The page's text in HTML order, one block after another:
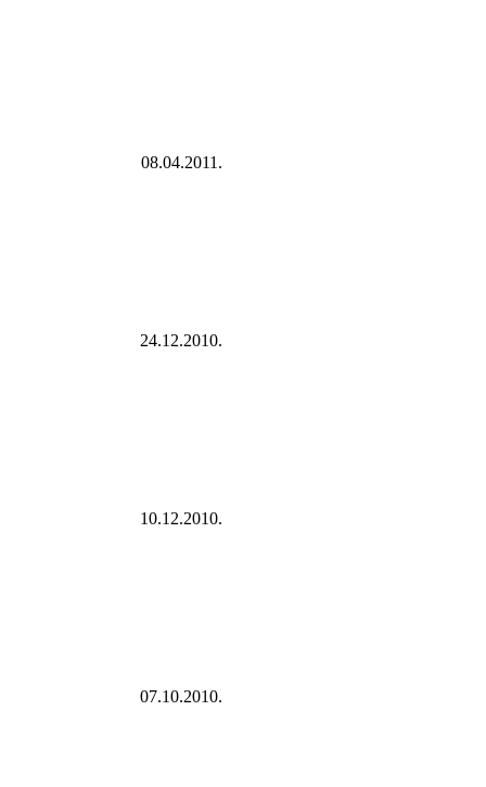
08.04.2011.
24.12.2010.
10.12.2010.
07.10.2010.